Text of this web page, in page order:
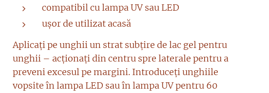
compatibil cu lampa UV sau LED
ușor de utilizat acasă
Aplicați pe unghii un strat subțire de lac gel pentru
unghii – acționați din centru spre laterale pentru a
preveni excesul pe margini. Introduceți unghiile
vopsite în lampa LED sau în lampa UV pentru 60